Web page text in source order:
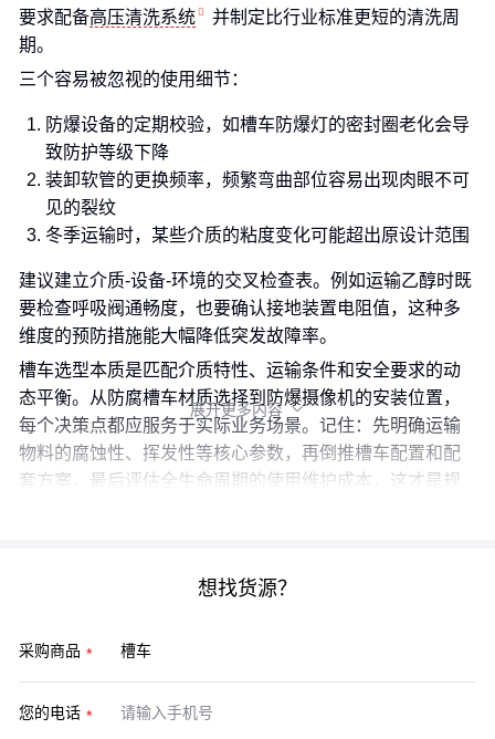
要求配备高压清洗系统
并制定比行业标准更短的清洗周
期。
三个容易被忽视的使用细节：
防爆设备的定期校验，如槽车防爆灯的密封圈老化会导
致防护等级下降
装卸软管的更换频率，频繁弯曲部位容易出现肉眼不可
见的裂纹
冬季运输时，某些介质的粘度变化可能超出原设计范围
建议建立介质-设备-环境的交叉检查表。例如运输乙醇时既
要检查呼吸阀通畅度，也要确认接地装置电阻值，这种多
维度的预防措施能大幅降低突发故障率。
槽车选型本质是匹配介质特性、运输条件和安全要求的动
态平衡。从防腐槽车材质选择到防爆摄像机的安装位置，
每个决策点都应服务于实际业务场景。记住：先明确运输
物料的腐蚀性、挥发性等核心参数，再倒推槽车配置和配
套方案，最后评估全生命周期的使用维护成本，这才是规
展开更多内容 
想找货源？
采购商品
您的电话